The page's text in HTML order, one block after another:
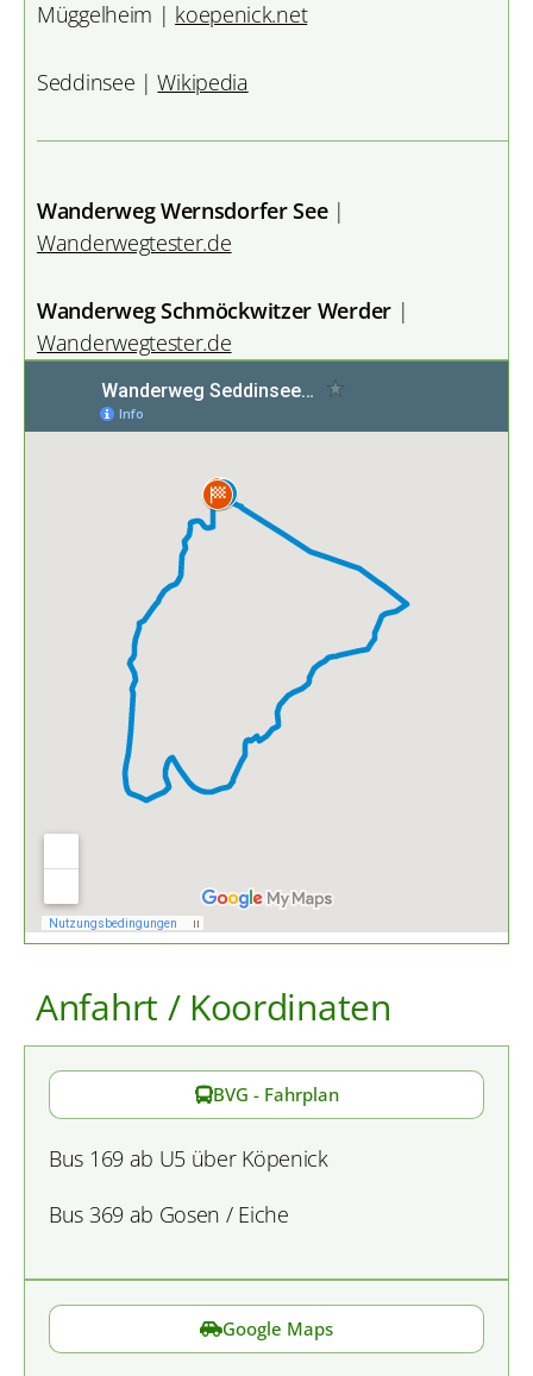
Müggelheim | koepenick.net
Seddinsee |Wikipedia
Wanderweg Wernsdorfer See|
Wanderwegtester.de
Wanderweg Schmöckwitzer Werder |
Wanderwegtester.de
Anfahrt / Koordinaten
BVG - Fahrplan
Bus 169 ab U5 über Köpenick
Bus 369 ab Gosen / Eiche
Google Maps